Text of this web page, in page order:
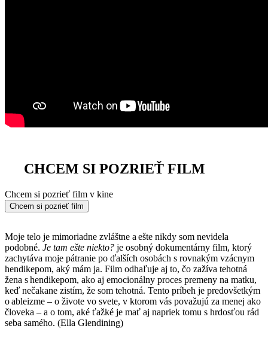
CHCEM SI POZRIEŤ FILM
Chcem si pozrieť film v kine
Chcem si pozrieť film
Moje telo je mimoriadne zvláštne a ešte nikdy som nevidela
podobné. Je tam ešte niekto? je osobný dokumentárny film, ktorý
zachytáva moje pátranie po ďalších osobách s rovnakým vzácnym
hendikepom, aký mám ja. Film odhaľuje aj to, čo zažíva tehotná
žena s hendikepom, ako aj emocionálny proces premeny na matku,
keď nečakane zistím, že som tehotná. Tento príbeh je predovšetkým
o ableizme – o živote vo svete, v ktorom vás považujú za menej ako
človeka – a o tom, aké ťažké je mať aj napriek tomu s hrdosťou rád
seba samého. (Ella Glendining)